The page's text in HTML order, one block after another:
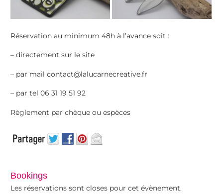
Réservation au minimum 48h à l’avance soit :
– directement sur le site
– par mail contact@lalucarnecreative.fr
– par tel 06 31 19 51 92
Règlement par chèque ou espèces
Bookings
Les réservations sont closes pour cet évènement.